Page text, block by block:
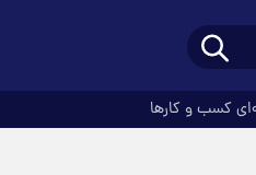
کسب و کارها